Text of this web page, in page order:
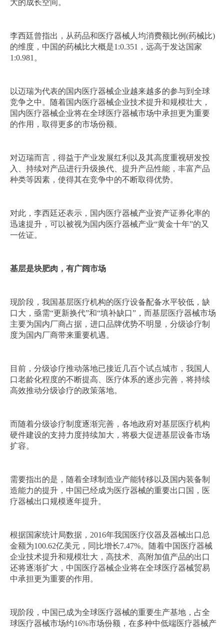
大的成长空间。
李西廷曾指出，从药品和医疗器械人均消费额比例(药械比)
的维度，中国的药械比大概是1:0.351，远高于发达国家
1:0.981。
以迈瑞为代表的国内医疗器械企业越来越多的参与到全球
竞争之中。随着国内医疗器械企业技术提升和规模壮大，
国内医疗器械企业将在全球医疗器械市场中承担更为重要
的作用，取得更多的市场份额。
对迈瑞而言，得益于产业发展红利以及其高度重视研发投
入、持续对产品进行升级换代、提升产品性能，丰富产品
种类等因素，使得其在竞争中的不断取得优势。
对此，李西廷还表示，国内医疗器械产业资产证券化率的
迅速提升，可以被视为国内医疗器械产业“黄金十年”的又
一佐证。
基层是块肥肉，有广阔市场
现阶段，我国基层医疗机构的医疗设备配备水平较低，缺
口大，亟需“更新换代”和“填补缺口”，而基层医疗器械市场
主要为国内厂商占据，进口品牌优势不明显，分级诊疗制
度为国内厂商带来重要机遇。
目前，分级诊疗推动落地已接近几百个试点城市，我国人
口老龄化程度的不断提高、医疗体系的逐步完善，将持续
高效推动分级诊疗的政策落地。
而随着分级诊疗制度逐渐完善，各地政府对基层医疗机构
硬件建设的支持力度持续加大，将极大促进基层设备市场
扩容。
需要指出的是，随着全球制造业产能转移以及国内装备制
造能力的提升，中国已经成为医疗器械的重要出口国，医
疗器械出口规模逐年提升。
根据国家统计局数据，2016年我国医疗仪器及器械出口总
金额为100.62亿美元，同比增长7.47%。随着中国医疗器械
企业技术提升和规模壮大，高技术、高附加值产品的出口
还将逐渐扩大，中国医疗器械企业将在全球医疗器械贸易
中承担更为重要的作用。
现阶段，中国已成为全球医疗器械的重要生产基地，占全
球医疗器械市场约16%市场份额，在多种中低端医疗器械产